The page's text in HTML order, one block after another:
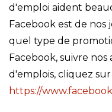
d'emploi aident
Facebook est de nos
quel type de
Facebook, suivre
d'emplois, cliquez sur
https://